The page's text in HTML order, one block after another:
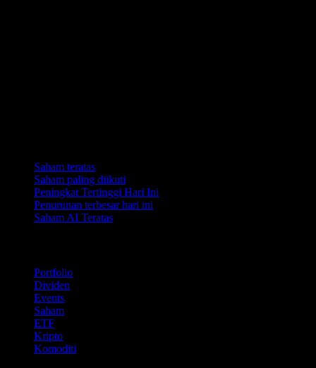
Saham teratas
Saham paling diikuti
Peningkat Tertinggi Hari Ini
Penurunan terbesar hari ini
Saham AI Teratas
Portfolio
Dividen
Events
Saham
ETF
Kripto
Komoditi